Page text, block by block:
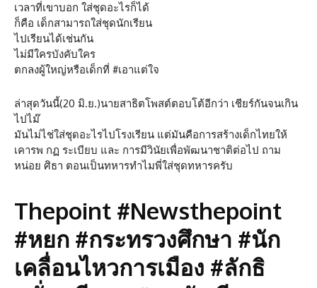
เวลาที่เขาบอก ใส่ชุดอะไรก็ได้
ก็คือ เด็กสามารถใส่ชุดนักเรียน
ไปเรียนได้เช่นกัน
ไม่มีใครบังคับใคร
ตกลงผู้ใหญ่หรือเด็กที่ #เอาแต่ใจ
ล่าสุดวันนี้(20 มิ.ย.)นายสาธิตโพสต์ตอบโต้อีกว่า เชียร์กันจนเกิน
ไปไม๊
มันไม่ไช่ใส่ชุดอะไรไปโรงเรียน แต่มันคือการสร้างเด็กไทยให้
เคารพ กฏ ระเบียบ และ การมีวินัยเพื่อพัฒนาชาติต่อไป ถาม
หน่อย ศิธา ตอนเป็นทหารทำไมพี่ใส่ชุดทหารครับ
Thepoint #Newsthepoint
#หยก #กระทรวงศึกษา #นัก
เคลื่อนไหวการเมือง #ลักธิ